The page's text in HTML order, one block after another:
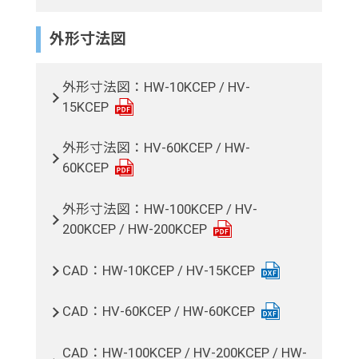
外形寸法図
外形寸法図：HW-10KCEP / HV-
15KCEP
外形寸法図：HV-60KCEP / HW-
60KCEP
外形寸法図：HW-100KCEP / HV-
200KCEP / HW-200KCEP
CAD：HW-10KCEP / HV-15KCEP
CAD：HV-60KCEP / HW-60KCEP
CAD：HW-100KCEP / HV-200KCEP / HW-